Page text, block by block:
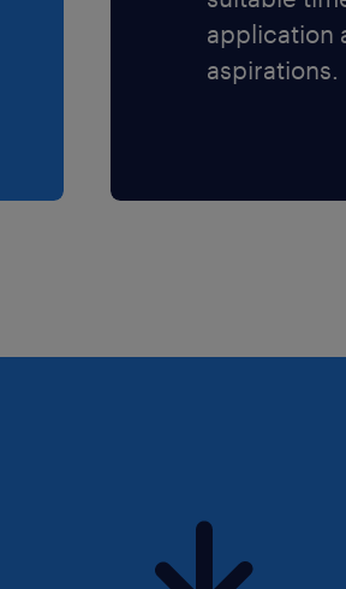
pentru a vedeaapplication
aspirations.